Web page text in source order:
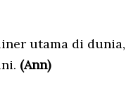
utama di dunia,
(Ann)